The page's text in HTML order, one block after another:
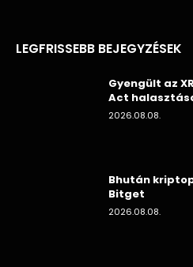
LEGFRISSEBB BEJEGYZÉSEK
Gyengült az
Act
2026.08.08.
Bhután
Bitget
2026.08.08.